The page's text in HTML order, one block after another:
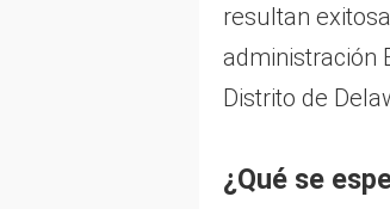
resultan
administración
Distrito de
¿Qué se